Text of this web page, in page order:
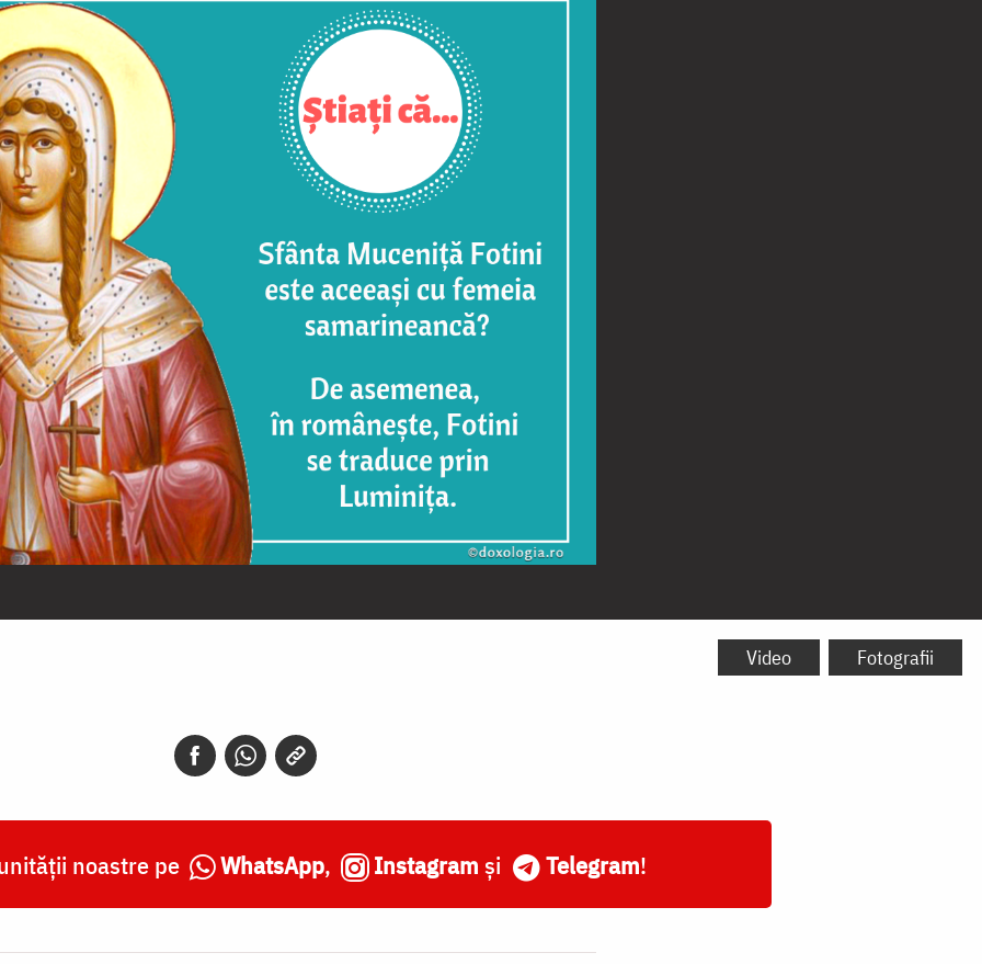
Video Fotografii
noastre pe WhatsApp, Instagram și Telegram!